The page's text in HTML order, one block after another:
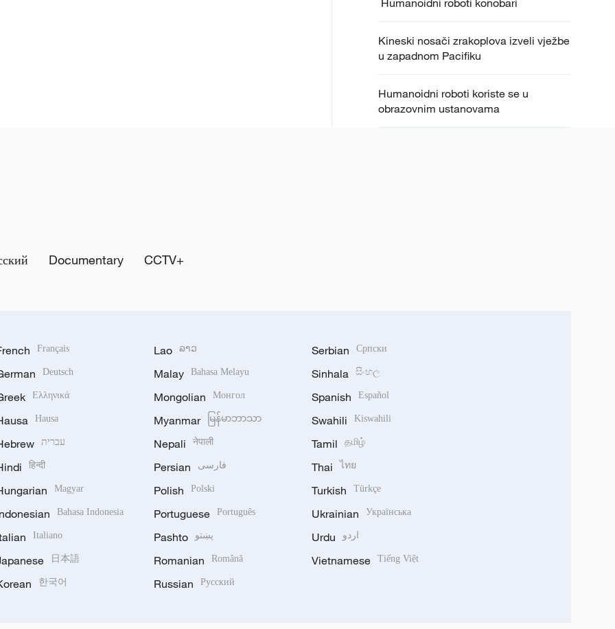
Humanoidni roboti konobari
Kineski nosači zrakoplova izveli vježbe
u zapadnom Pacifiku
Humanoidni roboti koriste se u
obrazovnim ustanovama
Documentary CCTV+
Français
Deutsch
Ελληνικά
Hausa
עברית
हिन्दी
Magyar
Bahasa Indonesia
Italiano
日本語
한국어
Lao ລາວ
Malay Bahasa Melayu
Mongolian Монгол
Myanmar မြန်မာဘာသာ
Nepali नेपाली
Persian فارسی
Polish Polski
Portuguese Português
Pashto پښتو
Romanian Română
Russian Русский
Serbian Српски
Sinhala සිංහල
Spanish Español
Swahili Kiswahili
Tamil தமிழ்
Thai ไทย
Turkish Türkçe
Ukrainian Українська
Urdu اردو
Vietnamese Tiếng Việt